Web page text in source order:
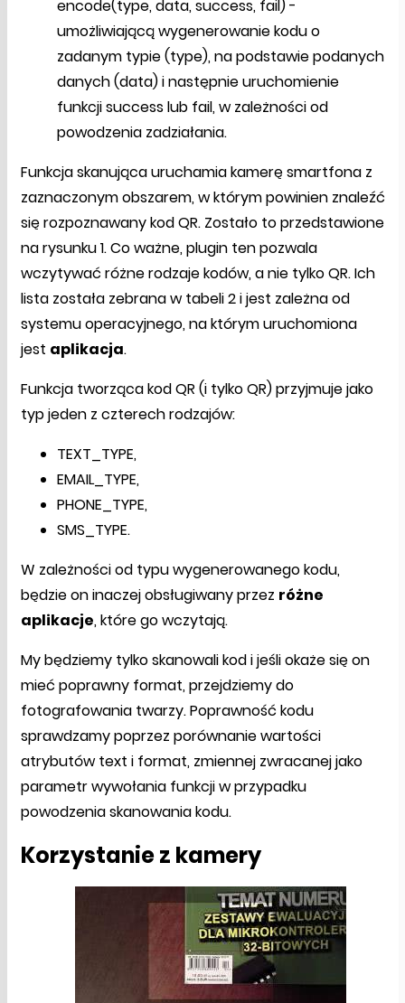
encode(type, data, success, fail) -
umożliwiającą wygenerowanie kodu o
zadanym typie (type), na podstawie podanych
danych (data) i następnie uruchomienie
funkcji success lub fail, w zależności od
powodzenia zadziałania.
Funkcja skanująca uruchamia kamerę smartfona z
zaznaczonym obszarem, w którym powinien znaleźć
się rozpoznawany kod QR. Zostało to przedstawione
na rysunku 1. Co ważne, plugin ten pozwala
wczytywać różne rodzaje kodów, a nie tylko QR. Ich
lista została zebrana w tabeli 2 i jest zależna od
systemu operacyjnego, na którym uruchomiona
jest aplikacja.
Funkcja tworząca kod QR (i tylko QR) przyjmuje jako
typ jeden z czterech rodzajów:
TEXT_TYPE,
EMAIL_TYPE,
PHONE_TYPE,
SMS_TYPE.
W zależności od typu wygenerowanego kodu,
będzie on inaczej obsługiwany przez różne
aplikacje, które go wczytają.
My będziemy tylko skanowali kod i jeśli okaże się on
mieć poprawny format, przejdziemy do
fotografowania twarzy. Poprawność kodu
sprawdzamy poprzez porównanie wartości
atrybutów text i format, zmiennej zwracanej jako
parametr wywołania funkcji w przypadku
powodzenia skanowania kodu.
Korzystanie z kamery